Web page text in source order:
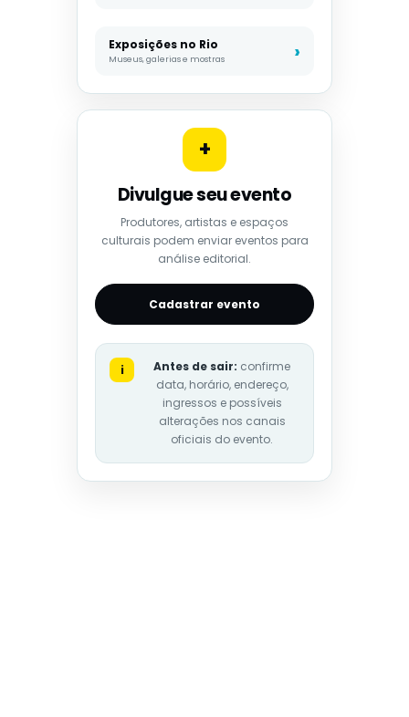
Exposições no Rio
Museus, galerias e mostras
+
Divulgue seu evento
Produtores, artistas e espaços
culturais podem enviar eventos para
análise editorial.
Cadastrar evento
i Antes de sair: confirme
data, horário, endereço,
ingressos e possíveis
alterações nos canais
oficiais do evento.